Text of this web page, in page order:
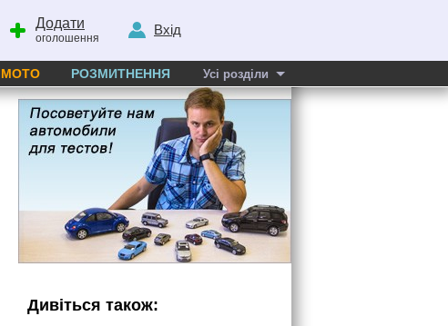
Додати
оголошення
Вхід
МОТО РОЗМИТНЕННЯ Усі розділи
Дивіться також: